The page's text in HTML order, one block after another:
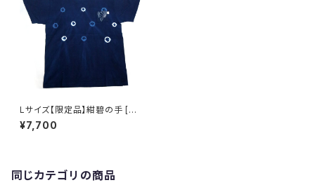
Lサイズ【限定品】紺碧の手 [天
然藍染 Tシャツ] 半袖 ※職人手
染め
¥7,700
同じカテゴリの商品